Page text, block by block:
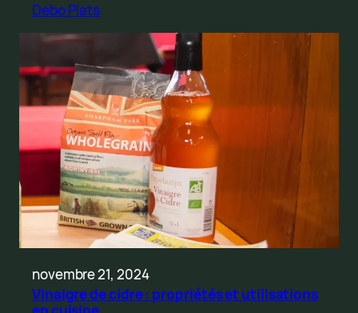
Debo Plats
novembre 21, 2024
Vinaigre de cidre : propriétés et utilisations